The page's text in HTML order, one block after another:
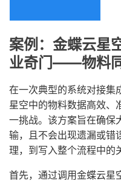
案例：金蝶云星
业奇门——物料
在一次典型的系统对接集
星空中的物料数据高效、
一挑战。该方案旨在确保
输，且不会出现遗漏或错
理，到写入整个流程中的
首先，通过调用金蝶云星